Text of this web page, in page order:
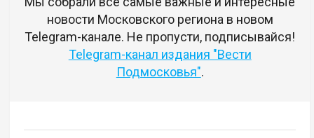
новости Московского региона в новом
Telegram-канале. Не пропусти, подписывайся!
Telegram-канал издания "Вести
Подмосковья".